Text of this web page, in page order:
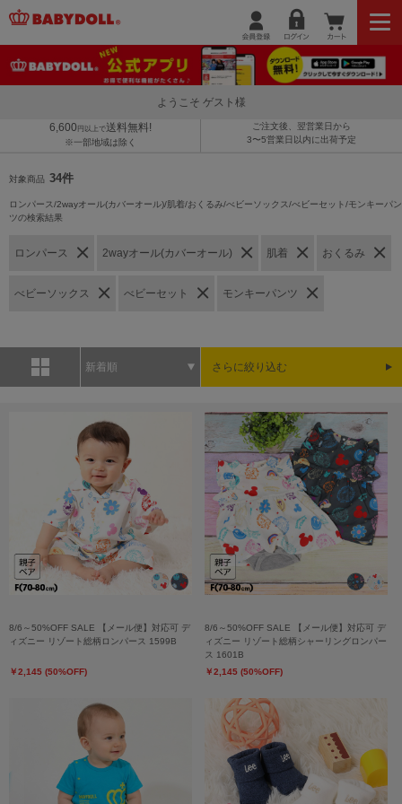
ようこそ ゲスト様
6,600 円以上で送料無料!
※一部地域は除く
ご注文後、翌営業日から
3〜5営業日以内に出荷予定
対象商品 34件
ロンパース/2wayオール(カバーオール)/肌着/おくるみ/べビーソックス/べビーセット/モンキーパン
ツの検索結果
ロンパース 2wayオール(カバーオール) 肌着 おくるみ
べビーソックス べビーセット モンキーパンツ
新着順 さらに絞り込む
8/6～50%OFF SALE 【メール便】対応可 デ
ィズニー リゾート総柄ロンパース 1599B
￥2,145 (50%OFF)
8/6～50%OFF SALE 【メール便】対応可 デ
ィズニー リゾート総柄シャーリングロンパー
ス 1601B
￥2,145 (50%OFF)